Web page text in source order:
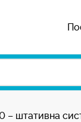
– штативна